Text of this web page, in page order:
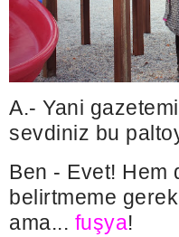
A.- Yani
sevdiniz bu
Ben - Evet! Hem
belirtmeme
ama... fuşya!